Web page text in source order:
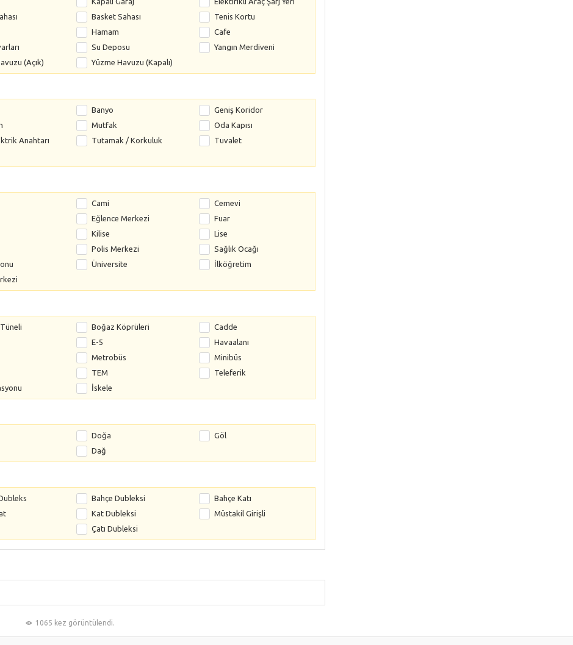
Basket Sahası
Tenis Kortu
Hamam
Cafe
Su Deposu
Yangın Merdiveni
(Açık) Yüzme Havuzu (Kapalı)
Banyo
Geniş Koridor
Mutfak
Oda Kapısı
Anahtarı Tutamak / Korkuluk
Tuvalet
Cami
Cemevi
Eğlence Merkezi
Fuar
Kilise
Lise
Polis Merkezi
Sağlık Ocağı
Üniversite
İlköğretim
Boğaz Köprüleri
Cadde
E-5
Havaalanı
Metrobüs
Minibüs
TEM
Teleferik
İskele
Doğa
Göl
Dağ
Bahçe Dubleksi
Bahçe Katı
Kat Dubleksi
Müstakil Girişli
Çatı Dubleksi
1065 kez görüntülendi.